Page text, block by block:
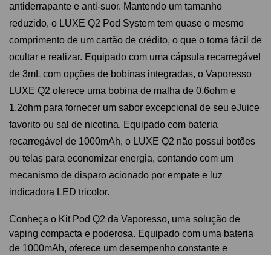
antiderrapante e anti-suor. Mantendo um tamanho
reduzido, o LUXE Q2 Pod System tem quase o mesmo
comprimento de um cartão de crédito, o que o torna fácil de
ocultar e realizar. Equipado com uma cápsula recarregável
de 3mL com opções de bobinas integradas, o Vaporesso
LUXE Q2 oferece uma bobina de malha de 0,6ohm e
1,2ohm para fornecer um sabor excepcional de seu eJuice
favorito ou sal de nicotina. Equipado com bateria
recarregável de 1000mAh, o LUXE Q2 não possui botões
ou telas para economizar energia, contando com um
mecanismo de disparo acionado por empate e luz
indicadora LED tricolor.
Conheça o Kit Pod Q2 da Vaporesso, uma solução de
vaping compacta e poderosa. Equipado com uma bateria
de 1000mAh, oferece um desempenho constante e